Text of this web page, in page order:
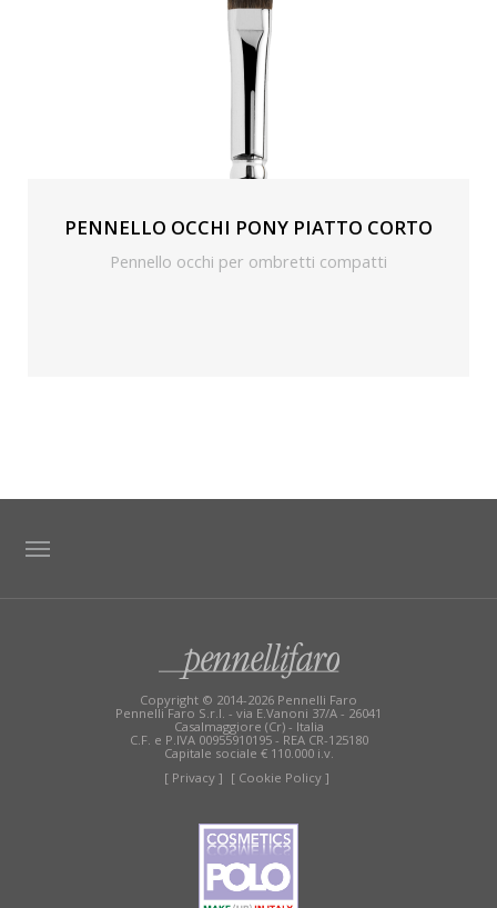
PENNELLO OCCHI PONY PIATTO CORTO
Pennello occhi per ombretti compatti
Copyright © 2014-2026 Pennelli Faro
Pennelli Faro S.r.l. - via E.Vanoni 37/A - 26041
Casalmaggiore (Cr) - Italia
C.F. e P.IVA 00955910195 - REA CR-125180
Capitale sociale € 110.000 i.v.
[ Privacy ] [ Cookie Policy ]